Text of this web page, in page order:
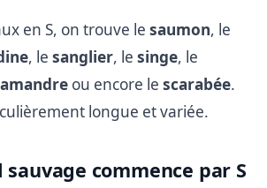
en S, on trouve le saumon, le
, le sanglier, le singe, le
ou encore le scarabée.
longue et variée.
commence par S